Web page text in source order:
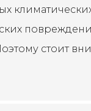
стоит